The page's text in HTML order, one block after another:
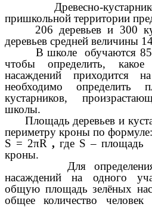
Древесно-
пришкольной территории
206 деревьев и 300
деревьев средней величины
В школе обучаются 859
чтобы определить, какое
насаждений приходится
необходимо определить
кустарников,
школы.
Площадь деревьев и
периметру кроны по формуле:
S = 2πR , где S –
кроны.
Для определения
насаждений на одного
общую площадь зелёных
общее количество